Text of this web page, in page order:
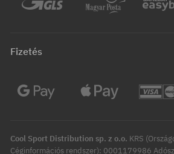
Fizetés
Cool Sport Distribution sp. z o.o. KRS
Céginformációs rendszer): 0001179986